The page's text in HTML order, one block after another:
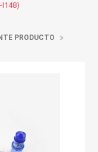
I148)
PRODUCTO